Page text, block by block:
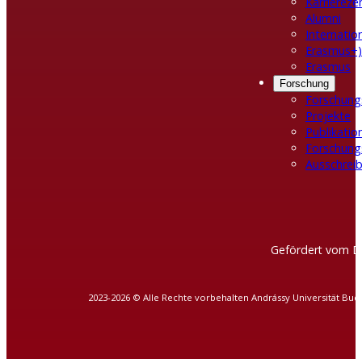
Alumni
Erasmus
Forschung
Projekte
Gefördert vom
2023-2026 © Alle Rechte vorbehalten Andrássy Universität